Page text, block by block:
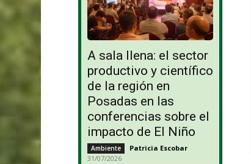
A sala llena: el sector
productivo y científico
de la región en
Posadas en las
conferencias sobre el
impacto de El Niño
Ambiente Patricia Escobar -
31/07/2026